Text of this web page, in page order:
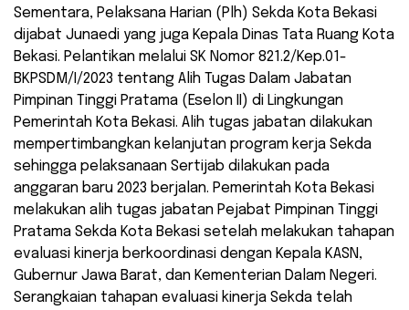
Sementara, Pelaksana Harian (Plh) Sekda Kota Bekasi
dijabat Junaedi yang juga Kepala Dinas Tata Ruang Kota
Bekasi. Pelantikan melalui SK Nomor 821.2/Kep.01-
BKPSDM/I/2023 tentang Alih Tugas Dalam Jabatan
Pimpinan Tinggi Pratama (Eselon II) di Lingkungan
Pemerintah Kota Bekasi. Alih tugas jabatan dilakukan
mempertimbangkan kelanjutan program kerja Sekda
sehingga pelaksanaan Sertijab dilakukan pada
anggaran baru 2023 berjalan. Pemerintah Kota Bekasi
melakukan alih tugas jabatan Pejabat Pimpinan Tinggi
Pratama Sekda Kota Bekasi setelah melakukan tahapan
evaluasi kinerja berkoordinasi dengan Kepala KASN,
Gubernur Jawa Barat, dan Kementerian Dalam Negeri.
Serangkaian tahapan evaluasi kinerja Sekda telah